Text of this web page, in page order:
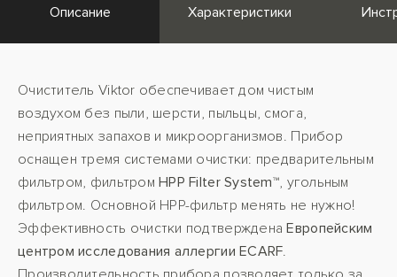
Описание Характеристики
Очиститель Viktor обеспечивает дом чистым
воздухом без пыли, шерсти, пыльцы, смога,
неприятных запахов и микроорганизмов. Прибор
оснащен тремя системами очистки: предварительным
фильтром, фильтромHPP Filter System™, угольным
фильтром. Основной HPP-фильтр менять не нужно!
Эффективность очистки подтвержденаЕвропейским
центром исследования аллергии ECARF.